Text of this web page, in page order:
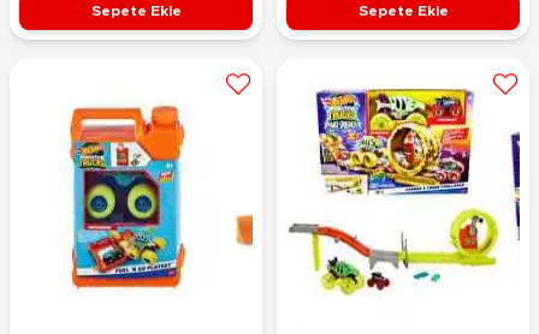
Sepete Ekle Sepete Ekle